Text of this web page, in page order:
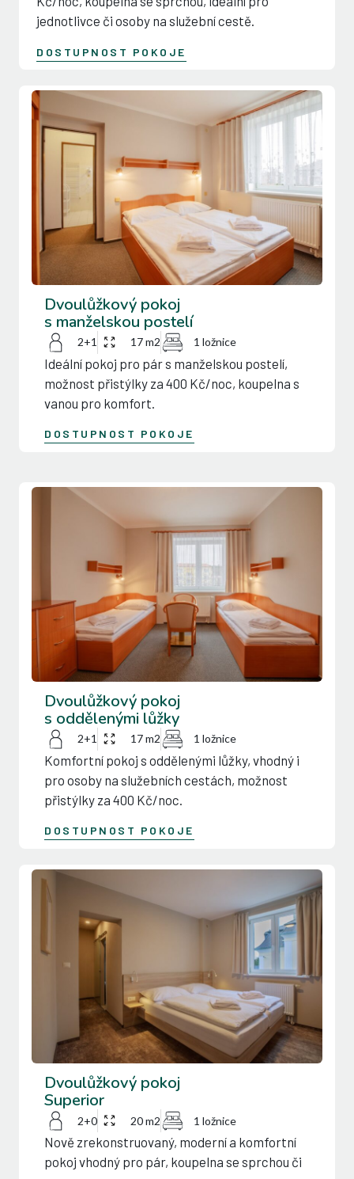
jednotlivce či osoby na služební cestě.
DOSTUPNOST POKOJE
Dvoulůžkový pokoj
s manželskou postelí
2+1 17 m2 1 ložnice
Ideální pokoj pro pár s manželskou postelí,
možnost přistýlky za 400 Kč/noc, koupelna s
vanou pro komfort.
DOSTUPNOST POKOJE
Dvoulůžkový pokoj
s oddělenými lůžky
2+1 17 m2 1 ložnice
Komfortní pokoj s oddělenými lůžky, vhodný i
pro osoby na služebních cestách, možnost
přistýlky za 400 Kč/noc.
DOSTUPNOST POKOJE
Dvoulůžkový pokoj
Superior
2+0 20 m2 1 ložnice
Nově zrekonstruovaný, moderní a komfortní
pokoj vhodný pro pár, koupelna se sprchou či